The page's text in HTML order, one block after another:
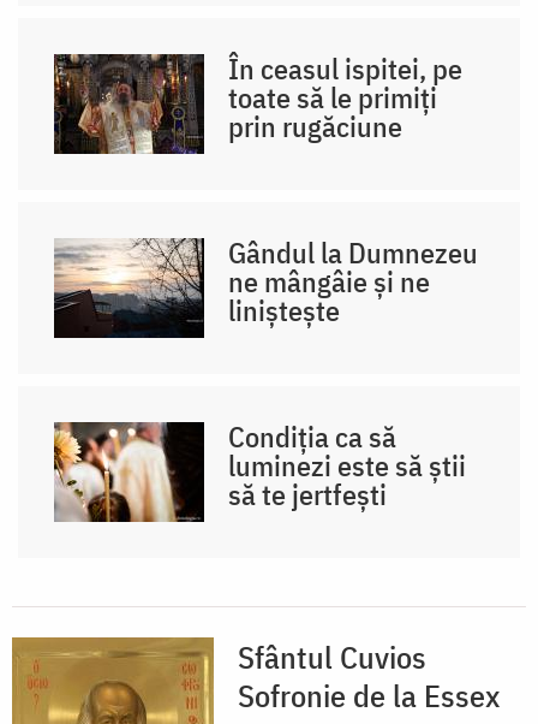
În ceasul ispitei, pe
toate să le primiți
prin rugăciune
Gândul la Dumnezeu
ne mângâie și ne
liniștește
Condiția ca să
luminezi este să știi
să te jertfești
Sfântul Cuvios
Sofronie de la Essex